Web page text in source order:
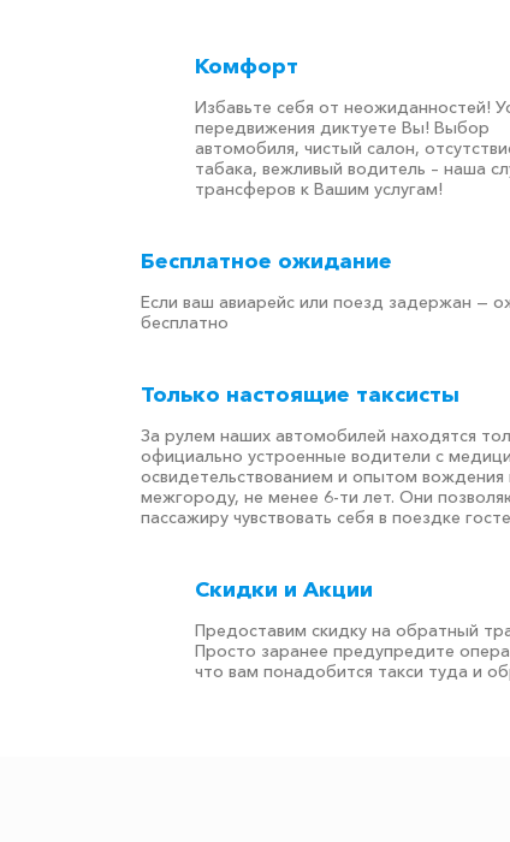
Комфорт
Избавьте себя от неожиданностей!
передвижения диктуете Вы! Выбор
автомобиля, чистый салон,
табака, вежливый водитель – наша
трансферов к Вашим услугам!
Бесплатное ожидание
Если ваш авиарейс или поезд задержан —
бесплатно
Только настоящие таксисты
За рулем наших автомобилей находятся
официально устроенные водители с
освидетельствованием и опытом вождения
межгороду, не менее 6-ти лет. Они
пассажиру чувствовать себя в поездке
Скидки и Акции
Предоставим скидку на обратный
Просто заранее предупредите
что вам понадобится такси туда и